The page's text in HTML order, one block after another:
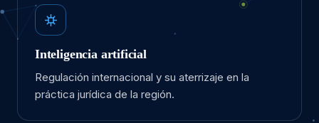
Inteligencia artificial
Regulación internacional y su aterrizaje en la
práctica jurídica de la región.